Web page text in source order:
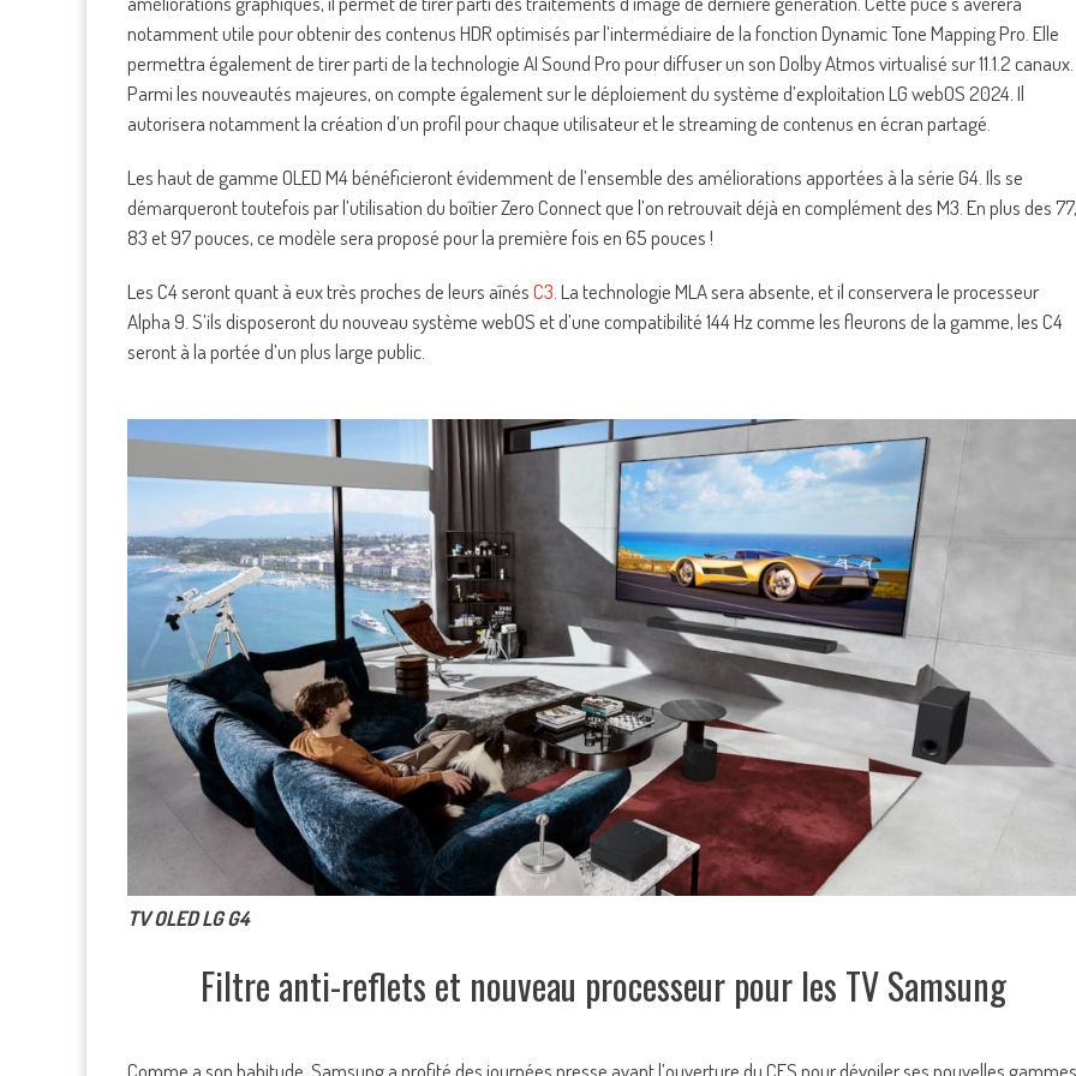
notamment utile pour obtenir des contenus HDR optimisés par l’intermédiaire de la fonction Dynamic Tone Mapping Pro. Elle
permettra également de tirer parti de la technologie AI Sound Pro pour diffuser un son Dolby Atmos virtualisé sur 11.1.2 canaux.
Parmi les nouveautés majeures, on compte également sur le déploiement du système d’exploitation LG webOS 2024. Il
autorisera notamment la création d’un profil pour chaque utilisateur et le streaming de contenus en écran partagé.
Les haut de gamme OLED M4 bénéficieront évidemment de l’ensemble des améliorations apportées à la série G4. Ils se
démarqueront toutefois par l’utilisation du boîtier Zero Connect que l’on retrouvait déjà en complément des M3. En plus des 77,
83 et 97 pouces, ce modèle sera proposé pour la première fois en 65 pouces !
Les C4 seront quant à eux très proches de leurs aînésC3. La technologie MLA sera absente, et il conservera le processeur
Alpha 9. S’ils disposeront du nouveau système webOS et d’une compatibilité 144 Hz comme les fleurons de la gamme, les C4
seront à la portée d’un plus large public.
TV OLED LG G4
Filtre anti-reflets et nouveau processeur pour les TV Samsung